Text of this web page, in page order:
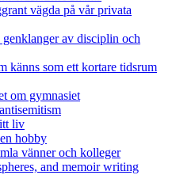
vägda på vår privata
av disciplin och
känns som ett kortare tidsrum
om gymnasiet
liv
hobby
vänner och kolleger
and memoir writing